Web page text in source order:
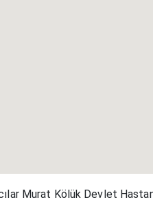
Murat Kölük Devlet